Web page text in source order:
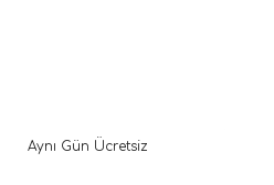
Aynı Gün Ücretsiz